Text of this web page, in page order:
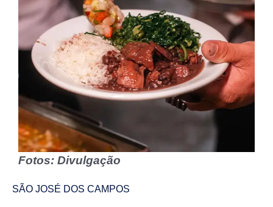
Fotos: Divulgação
SÃO JOSÉ DOS CAMPOS